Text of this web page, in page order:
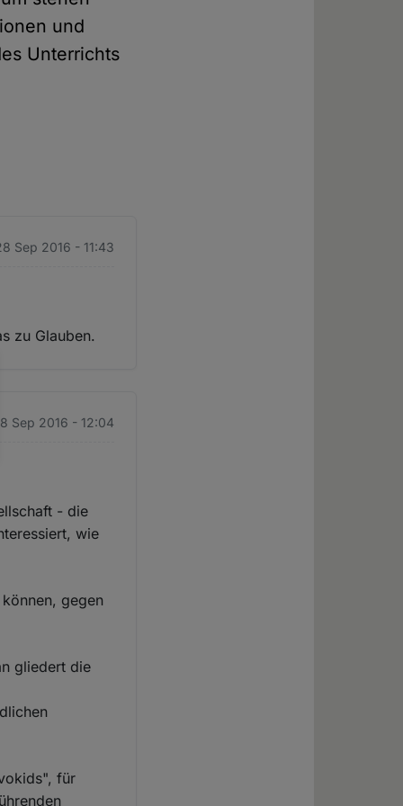
und
Unterrichts
Sep 2016 - 11:43
zu Glauben.
Sep 2016 - 12:04
- die
wie
gegen
gliedert die
für